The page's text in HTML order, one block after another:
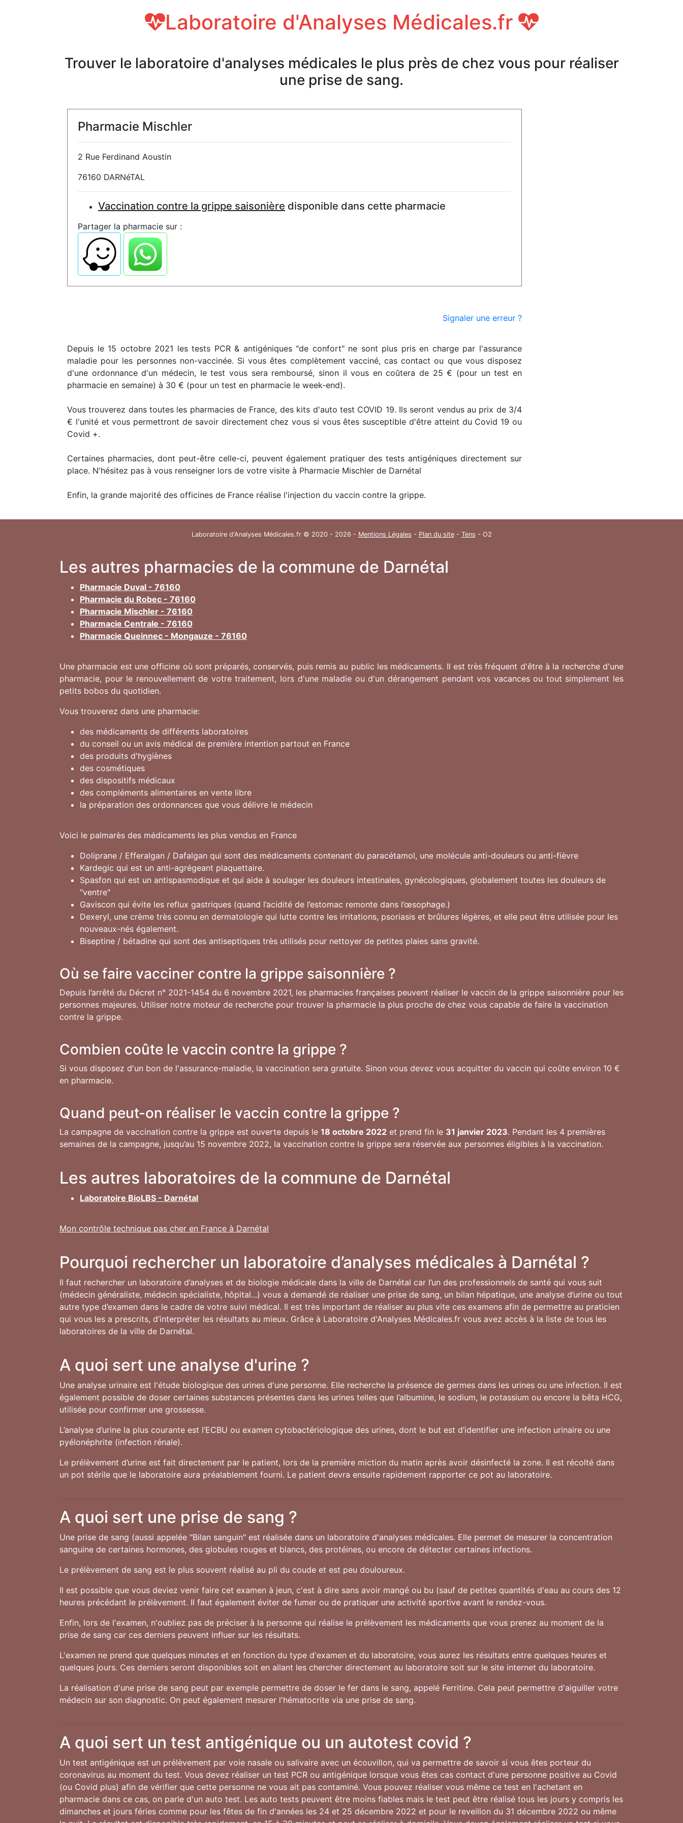
Laboratoire d'Analyses Médicales.fr
Trouver le laboratoire d'analyses médicales le plus près de chez vous pour réaliser
une prise de sang.
Pharmacie Mischler
2 Rue Ferdinand Aoustin
76160 DARNéTAL
Vaccination contre la grippe saisonière disponible dans cette pharmacie
Partager la pharmacie sur :
Signaler une erreur ?
Depuis le 15 octobre 2021 les tests PCR & antigéniques "de confort" ne sont plus pris en charge par l'assurance
maladie pour les personnes non-vaccinée. Si vous êtes complètement vacciné, cas contact ou que vous disposez
d'une ordonnance d'un médecin, le test vous sera remboursé, sinon il vous en coûtera de 25 € (pour un test en
pharmacie en semaine) à 30 € (pour un test en pharmacie le week-end).
Vous trouverez dans toutes les pharmacies de France, des kits d'auto test COVID 19. Ils seront vendus au prix de 3/4
€ l'unité et vous permettront de savoir directement chez vous si vous êtes susceptible d'être atteint du Covid 19 ou
Covid +.
Certaines pharmacies, dont peut-être celle-ci, peuvent également pratiquer des tests antigéniques directement sur
place. N'hésitez pas à vous renseigner lors de votre visite à Pharmacie Mischler de Darnétal
Enfin, la grande majorité des officines de France réalise l'injection du vaccin contre la grippe.
Laboratoire d'Analyses Médicales.fr © 2020 - 2026 - Mentions Légales - Plan du site- Tens - O2
Les autres pharmacies de la commune de Darnétal
Pharmacie Duval - 76160
Pharmacie du Robec - 76160
Pharmacie Mischler - 76160
Pharmacie Centrale - 76160
Pharmacie Queinnec - Mongauze - 76160
Une pharmacie est une officine où sont préparés, conservés, puis remis au public les médicaments. Il est très fréquent d'être à la recherche d'une
pharmacie, pour le renouvellement de votre traitement, lors d'une maladie ou d'un dérangement pendant vos vacances ou tout simplement les
petits bobos du quotidien.
Vous trouverez dans une pharmacie:
des médicaments de différents laboratoires
du conseil ou un avis médical de première intention partout en France
des produits d'hygiènes
des cosmétiques
des dispositifs médicaux
des compléments alimentaires en vente libre
la préparation des ordonnances que vous délivre le médecin
Voici le palmarès des médicaments les plus vendus en France
Doliprane / Efferalgan / Dafalgan qui sont des médicaments contenant du paracétamol, une molécule anti-douleurs ou anti-fièvre
Kardegic qui est un anti-agrégeant plaquettaire.
Spasfon qui est un antispasmodique et qui aide à soulager les douleurs intestinales, gynécologiques, globalement toutes les douleurs de
"ventre"
Gaviscon qui évite les reflux gastriques (quand l’acidité de l’estomac remonte dans l’œsophage.)
Dexeryl, une crème très connu en dermatologie qui lutte contre les irritations, psoriasis et brûlures légères, et elle peut être utilisée pour les
nouveaux-nés également.
Biseptine / bétadine qui sont des antiseptiques très utilisés pour nettoyer de petites plaies sans gravité.
Où se faire vacciner contre la grippe saisonnière ?
Depuis l’arrêté du Décret n° 2021-1454 du 6 novembre 2021, les pharmacies françaises peuvent réaliser le vaccin de la grippe saisonnière pour les
personnes majeures. Utiliser notre moteur de recherche pour trouver la pharmacie la plus proche de chez vous capable de faire la vaccination
contre la grippe.
Combien coûte le vaccin contre la grippe ?
Si vous disposez d'un bon de l'assurance-maladie, la vaccination sera gratuite. Sinon vous devez vous acquitter du vaccin qui coûte environ 10 €
en pharmacie.
Quand peut-on réaliser le vaccin contre la grippe ?
La campagne de vaccination contre la grippe est ouverte depuis le 18 octobre 2022 et prend fin le 31 janvier 2023. Pendant les 4 premières
semaines de la campagne, jusqu’au 15 novembre 2022, la vaccination contre la grippe sera réservée aux personnes éligibles à la vaccination.
Les autres laboratoires de la commune de Darnétal
Laboratoire BioLBS - Darnétal
Mon contrôle technique pas cher en France à Darnétal
Pourquoi rechercher un laboratoire d’analyses médicales à Darnétal ?
Il faut rechercher un laboratoire d’analyses et de biologie médicale dans la ville de Darnétal car l’un des professionnels de santé qui vous suit
(médecin généraliste, médecin spécialiste, hôpital...) vous a demandé de réaliser une prise de sang, un bilan hépatique, une analyse d’urine ou tout
autre type d’examen dans le cadre de votre suivi médical. Il est très important de réaliser au plus vite ces examens afin de permettre au praticien
qui vous les a prescrits, d’interpréter les résultats au mieux. Grâce à Laboratoire d'Analyses Médicales.fr vous avez accès à la liste de tous les
laboratoires de la ville de Darnétal.
A quoi sert une analyse d'urine ?
Une analyse urinaire est l'étude biologique des urines d'une personne. Elle recherche la présence de germes dans les urines ou une infection. Il est
également possible de doser certaines substances présentes dans les urines telles que l’albumine, le sodium, le potassium ou encore la bêta HCG,
utilisée pour confirmer une grossesse.
L’analyse d’urine la plus courante est l’ECBU ou examen cytobactériologique des urines, dont le but est d’identifier une infection urinaire ou une
pyélonéphrite (infection rénale).
Le prélèvement d’urine est fait directement par le patient, lors de la première miction du matin après avoir désinfecté la zone. Il est récolté dans
un pot stérile que le laboratoire aura préalablement fourni. Le patient devra ensuite rapidement rapporter ce pot au laboratoire.
A quoi sert une prise de sang ?
Une prise de sang (aussi appelée "Bilan sanguin" est réalisée dans un laboratoire d'analyses médicales. Elle permet de mesurer la concentration
sanguine de certaines hormones, des globules rouges et blancs, des protéines, ou encore de détecter certaines infections.
Le prélèvement de sang est le plus souvent réalisé au pli du coude et est peu douloureux.
Il est possible que vous deviez venir faire cet examen à jeun, c'est à dire sans avoir mangé ou bu (sauf de petites quantités d'eau au cours des 12
heures précédant le prélèvement. Il faut également éviter de fumer ou de pratiquer une activité sportive avant le rendez-vous.
Enfin, lors de l'examen, n'oubliez pas de préciser à la personne qui réalise le prélèvement les médicaments que vous prenez au moment de la
prise de sang car ces derniers peuvent influer sur les résultats.
L'examen ne prend que quelques minutes et en fonction du type d'examen et du laboratoire, vous aurez les résultats entre quelques heures et
quelques jours. Ces derniers seront disponibles soit en allant les chercher directement au laboratoire soit sur le site internet du laboratoire.
La réalisation d'une prise de sang peut par exemple permettre de doser le fer dans le sang, appelé Ferritine. Cela peut permettre d'aiguiller votre
médecin sur son diagnostic. On peut également mesurer l'hématocrite via une prise de sang.
A quoi sert un test antigénique ou un autotest covid ?
Un test antigénique est un prélèvement par voie nasale ou salivaire avec un écouvillon, qui va permettre de savoir si vous êtes porteur du
coronavirus au moment du test. Vous devez réaliser un test PCR ou antigénique lorsque vous êtes cas contact d'une personne positive au Covid
(ou Covid plus) afin de vérifier que cette personne ne vous ait pas contaminé. Vous pouvez réaliser vous même ce test en l'achetant en
pharmacie dans ce cas, on parle d'un auto test. Les auto tests peuvent être moins fiables mais le test peut être réalisé tous les jours y compris les
dimanches et jours féries comme pour les fêtes de fin d'années les 24 et 25 décembre 2022 et pour le reveillon du 31 décembre 2022 ou même